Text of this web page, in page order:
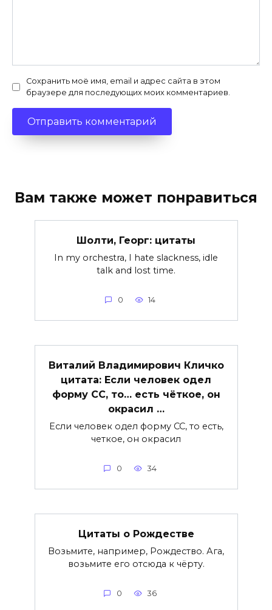
Сохранить моё имя, email и адрес сайта в этом
браузере для последующих моих комментариев.
Вам также может понравиться
Шолти, Георг: цитаты
In my orchestra, I hate slackness, idle
talk and lost time.
0 14
Виталий Владимирович Кличко
цитата: Если человек одел
форму СС, то… есть чёткое, он
окрасил …
Если человек одел форму СС, то есть,
четкое, он окрасил
0 34
Цитаты о Рождестве
Возьмите, например, Рождество. Ага,
возьмите его отсюда к чёрту.
0 36